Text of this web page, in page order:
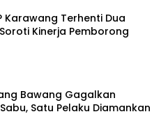
Karawang Terhenti Dua
Kinerja Pemborong
Bawang Gagalkan
Satu Pelaku Diamankan